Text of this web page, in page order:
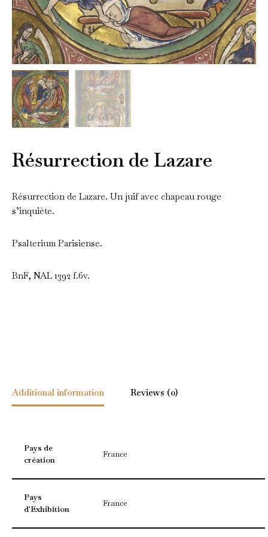
Résurrection de Lazare
Résurrection de Lazare. Un juif avec chapeau rouge
s’inquiète.
Psalterium Parisiense.
BnF, NAL 1392 f.6v.
Additional information Reviews (0)
Pays de
création
France
Pays
d'Exhibition
France